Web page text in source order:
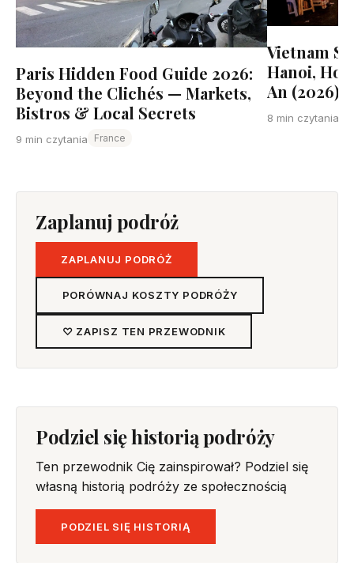
Paris Hidden Food Guide 2026:
Beyond the Clichés — Markets,
Bistros & Local Secrets
9 min czytania France
Vietnam
Hanoi, Ho
An (2026)
8 min czytania
Zaplanuj podróż
ZAPLANUJ PODRÓŻ
PORÓWNAJ KOSZTY PODRÓŻY
♡ ZAPISZ TEN PRZEWODNIK
Podziel się historią podróży
Ten przewodnik Cię zainspirował? Podziel się
własną historią podróży ze społecznością
PODZIEL SIĘ HISTORIĄ